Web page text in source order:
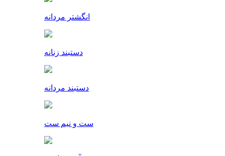
انگشتر مردانه
دستبند زنانه
دستبند مردانه
ست و نیم ست